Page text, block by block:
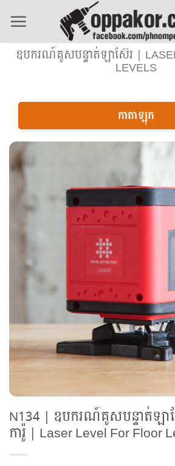
ឧបករណ៍គូសបន្ទាត់ឡាស៊ែរ |
LEVELS
កាតាឡុក
N134 | ឧបករណ៍គូសបន្ទាត់ឡា
ការ៉ូ | Laser Level For Floor